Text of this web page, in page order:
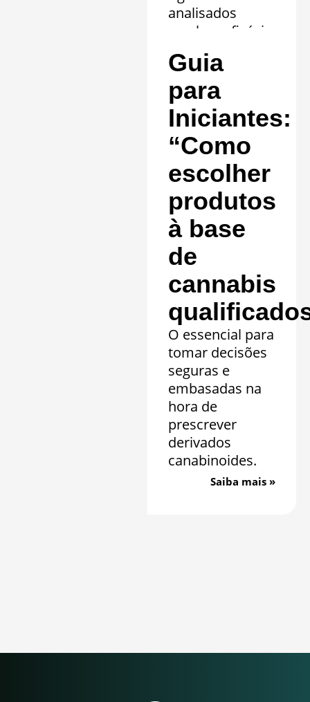
analisados
revelam eficácia
comprovada em
20 quadros
clínicos.
Saiba mais »
Guia
para
Iniciantes:
“Como
escolher
produtos
à base
de
cannabis
O essencial para
tomar decisões
seguras e
embasadas na
hora de
prescrever
derivados
canabinoides.
Saiba mais »